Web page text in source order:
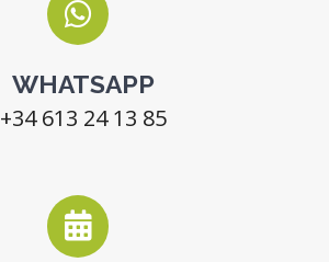
WHATSAPP
+34613 24 13 85